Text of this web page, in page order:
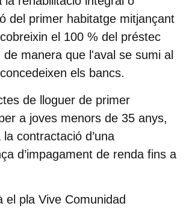
del primer habitatge mitjançant
el 100 % del préstec
de manera que l'aval se sumi al
els bancs.
de lloguer de primer
a joves menors de 35 anys,
la contractació d’una
d’impagament de renda fins a
el pla Vive Comunidad